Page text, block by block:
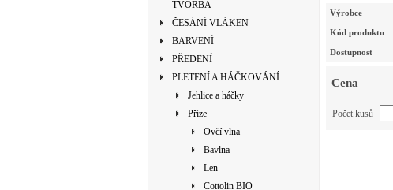
TVORBA
ČESÁNÍ VLÁKEN
BARVENÍ
PŘEDENÍ
PLETENÍ A HÁČKOVÁNÍ
Jehlice a háčky
Příze
Ovčí vlna
Bavlna
Len
Cottolin BIO
Výrobce
Kód produktu
Dostupnost
Cena
Počet kusů